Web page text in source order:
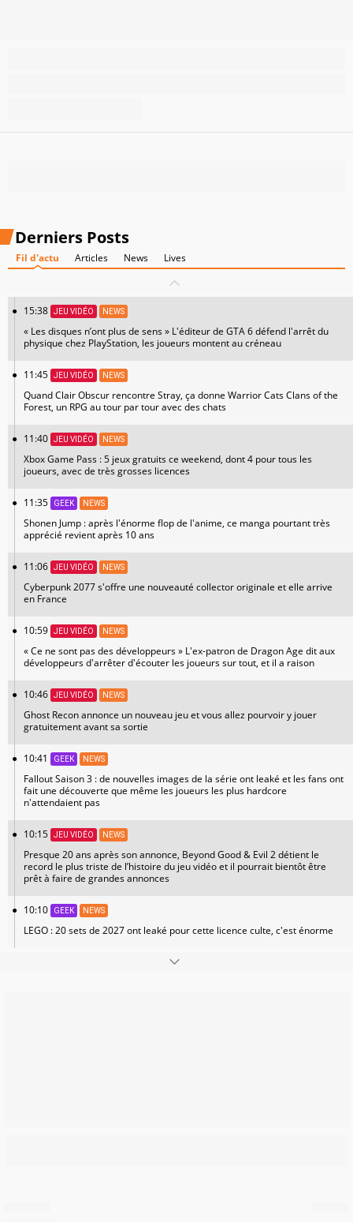
Derniers Posts
Fil d'actu Articles News Lives
15:38 JEU VIDÉO NEWS
« Les disques n’ont plus de sens » L'éditeur de GTA 6 défend l'arrêt du
physique chez PlayStation, les joueurs montent au créneau
11:45 JEU VIDÉO NEWS
Quand Clair Obscur rencontre Stray, ça donne Warrior Cats Clans of the
Forest, un RPG au tour par tour avec des chats
11:40 JEU VIDÉO NEWS
Xbox Game Pass : 5 jeux gratuits ce weekend, dont 4 pour tous les
joueurs, avec de très grosses licences
11:35 GEEK NEWS
Shonen Jump : après l'énorme flop de l'anime, ce manga pourtant très
apprécié revient après 10 ans
11:06 JEU VIDÉO NEWS
Cyberpunk 2077 s'offre une nouveauté collector originale et elle arrive
en France
10:59 JEU VIDÉO NEWS
« Ce ne sont pas des développeurs » L'ex-patron de Dragon Age dit aux
développeurs d'arrêter d'écouter les joueurs sur tout, et il a raison
10:46 JEU VIDÉO NEWS
Ghost Recon annonce un nouveau jeu et vous allez pourvoir y jouer
gratuitement avant sa sortie
10:41 GEEK NEWS
Fallout Saison 3 : de nouvelles images de la série ont leaké et les fans ont
fait une découverte que même les joueurs les plus hardcore
n'attendaient pas
10:15 JEU VIDÉO NEWS
Presque 20 ans après son annonce, Beyond Good & Evil 2 détient le
record le plus triste de l’histoire du jeu vidéo et il pourrait bientôt être
prêt à faire de grandes annonces
10:10 GEEK NEWS
LEGO : 20 sets de 2027 ont leaké pour cette licence culte, c'est énorme